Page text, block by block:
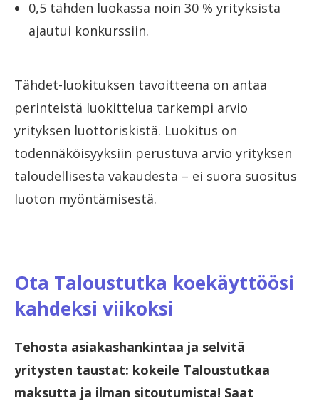
0,5 tähden luokassa noin 30 % yrityksistä
ajautui konkurssiin.
Tähdet-luokituksen tavoitteena on antaa
perinteistä luokittelua tarkempi arvio
yrityksen luottoriskistä. Luokitus on
todennäköisyyksiin perustuva arvio yrityksen
taloudellisesta vakaudesta – ei suora suositus
luoton myöntämisestä.
Ota Taloustutka koekäyttöösi
kahdeksi viikoksi
Tehosta asiakashankintaa ja selvitä
yritysten taustat: kokeile Taloustutkaa
maksutta ja ilman sitoutumista! Saat